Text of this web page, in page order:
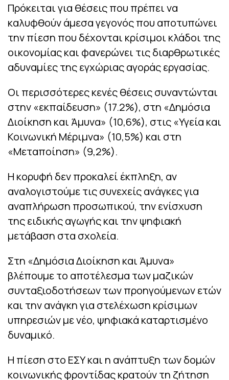
Πρόκειται για θέσεις που πρέπει να
καλυφθούν άμεσα γεγονός που αποτυπώνει
την πίεση που δέχονται κρίσιμοι κλάδοι της
οικονομίας και φανερώνει τις διαρθρωτικές
αδυναμίες της εγχώριας αγοράς εργασίας.
Οι περισσότερες κενές θέσεις συναντώνται
στην «εκπαίδευση» (17.2%), στη «Δημόσια
Διοίκηση και Άμυνα» (10,6%), στις «Υγεία και
Κοινωνική Μέριμνα» (10,5%) και στη
«Μεταποίηση» (9,2%).
Η κορυφή δεν προκαλεί έκπληξη, αν
αναλογιστούμε τις συνεχείς ανάγκες για
αναπλήρωση προσωπικού, την ενίσχυση
της ειδικής αγωγής και την ψηφιακή
μετάβαση στα σχολεία.
Στη «Δημόσια Διοίκηση και Άμυνα»
βλέπουμε το αποτέλεσμα των μαζικών
συνταξιοδοτήσεων των προηγούμενων ετών
και την ανάγκη για στελέχωση κρίσιμων
υπηρεσιών με νέο, ψηφιακά καταρτισμένο
δυναμικό.
Η πίεση στο ΕΣΥ και η ανάπτυξη των δομών
κοινωνικής φροντίδας κρατούν τη ζήτηση